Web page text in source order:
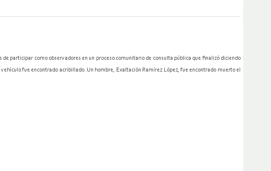
participar como observadores en un proceso comunitario de consulta pública que finalizó diciendo
fue encontrado acribillado. Un hombre, Exaltación Ramírez López, fue encontrado muerto el